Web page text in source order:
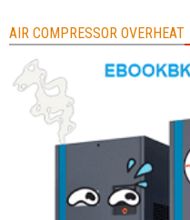
AIR COMPRESSOR OVERHEAT